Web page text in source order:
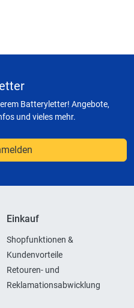
Batteryletter! Angebote,
und vieles mehr.
Einkauf
Shopfunktionen &
Kundenvorteile
Retouren- und
Reklamationsabwicklung